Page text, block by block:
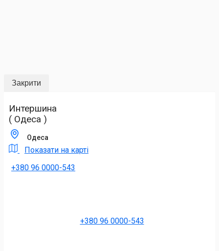
Закрити
Интершина
( Одеса )
Одеса
Показати на карті
+380 96 0000-543
+380 96 0000-543